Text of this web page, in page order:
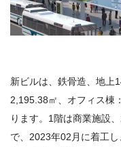
新ビルは、鉄骨造、地上
2,195.38㎡、オフィス
ります。1階は商業施設
で、2023年02月に着工